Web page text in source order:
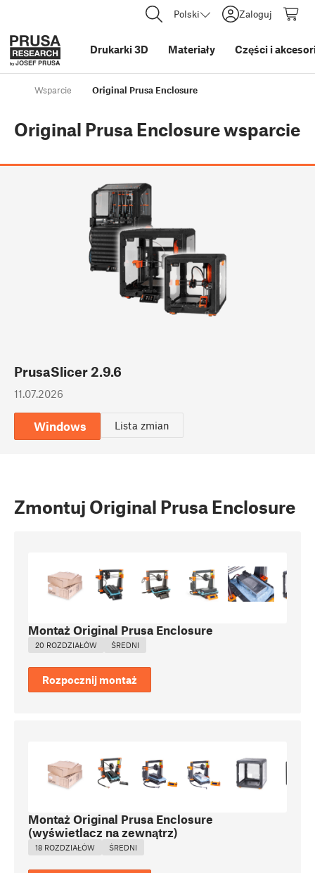
Polski Zaloguj
Drukarki 3D Materiały Części i
Wsparcie Original Prusa Enclosure
Original Prusa Enclosurewsparcie
PrusaSlicer 2.9.6
11.07.2026
Windows Lista zmian
Zmontuj Original Prusa Enclosure
Montaż Original Prusa Enclosure
20 ROZDZIAŁÓW ŚREDNI
Rozpocznij montaż
Montaż Original Prusa Enclosure
(wyświetlacz na zewnątrz)
18 ROZDZIAŁÓW ŚREDNI